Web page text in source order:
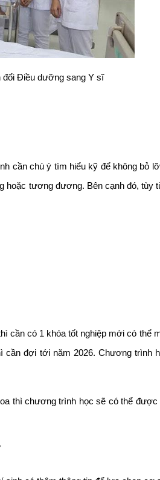
đổi Điều dưỡng sang Y sĩ
cần chú ý tìm hiểu kỹ để không bỏ
tương đương. Bên cạnh đó,
cần có 1 khóa tốt nghiệp mới có thể
đợi tới năm 2026. Chương
thì chương trình học sẽ có thể